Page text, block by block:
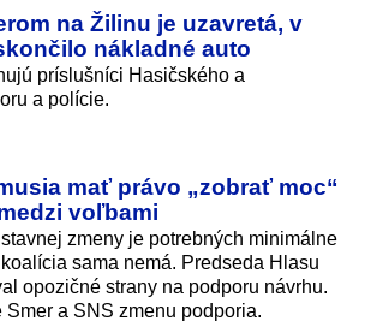
na Žilinu je uzavretá, v
nákladné auto
príslušníci Hasičského a
a polície.
mať právo „zobrať moc“
voľbami
zmeny je potrebných minimálne
sama nemá. Predseda Hlasu
opozičné strany na podporu návrhu.
Smer a SNS zmenu podporia.